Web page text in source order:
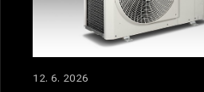
12. 6. 2026